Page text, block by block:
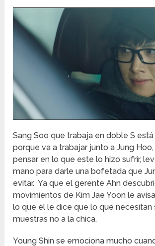
Sang Soo que trabaja en doble S
porque va a trabajar junto a Jung
pensar en lo que este lo hizo sufrir,
mano para darle una bofetada que
evitar. Ya que el gerente Ahn
movimientos de Kim Jae Yoon le
lo que él le dice que lo que necesitan
muestras no a la chica.
Young Shin se emociona mucho